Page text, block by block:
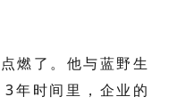
燃了。他与蓝野生
年时间里，企业的